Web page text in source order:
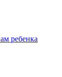
ребенка